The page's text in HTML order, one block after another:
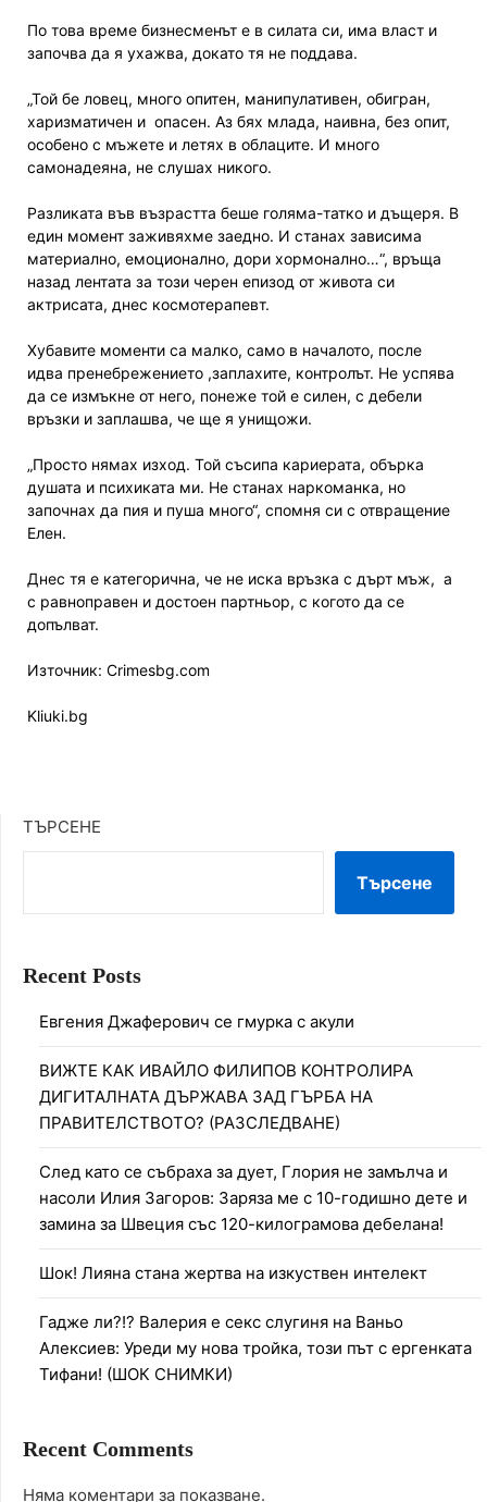
По това време бизнесменът е в силата си, има власт и
започва да я ухажва, докато тя не поддава.
„Той бе ловец, много опитен, манипулативен, обигран,
харизматичен и опасен. Аз бях млада, наивна, без опит,
особено с мъжете и летях в облаците. И много
самонадеяна, не слушах никого.
Разликата във възрастта беше голяма-татко и дъщеря. В
един момент заживяхме заедно. И станах зависима
материално, емоционално, дори хормонално…“, връща
назад лентата за този черен епизод от живота си
актрисата, днес космотерапевт.
Хубавите моменти са малко, само в началото, после
идва пренебрежението ,заплахите, контролът. Не успява
да се измъкне от него, понеже той е силен, с дебели
връзки и заплашва, че ще я унищожи.
„Просто нямах изход. Той съсипа кариерата, обърка
душата и психиката ми. Не станах наркоманка, но
започнах да пия и пуша много“, спомня си с отвращение
Елен.
Днес тя е категорична, че не иска връзка с дърт мъж, а
с равноправен и достоен партньор, с когото да се
допълват.
Източник: Crimesbg.com
Kliuki.bg
ТЪРСЕНЕ
Търсене
Recent Posts
Евгения Джаферович се гмурка с акули
ВИЖТЕ КАК ИВАЙЛО ФИЛИПОВ КОНТРОЛИРА
ДИГИТАЛНАТА ДЪРЖАВА ЗАД ГЪРБА НА
ПРАВИТЕЛСТВОТО? (РАЗСЛЕДВАНЕ)
След като се събраха за дует, Глория не замълча и
насоли Илия Загоров: Заряза ме с 10-годишно дете и
замина за Швеция със 120-килограмова дебелана!
Шок! Лияна стана жертва на изкуствен интелект
Гадже ли?!? Валерия е секс слугиня на Ваньо
Алексиев: Уреди му нова тройка, този път с ергенката
Тифани! (ШОК СНИМКИ)
Recent Comments
Няма коментари за показване.